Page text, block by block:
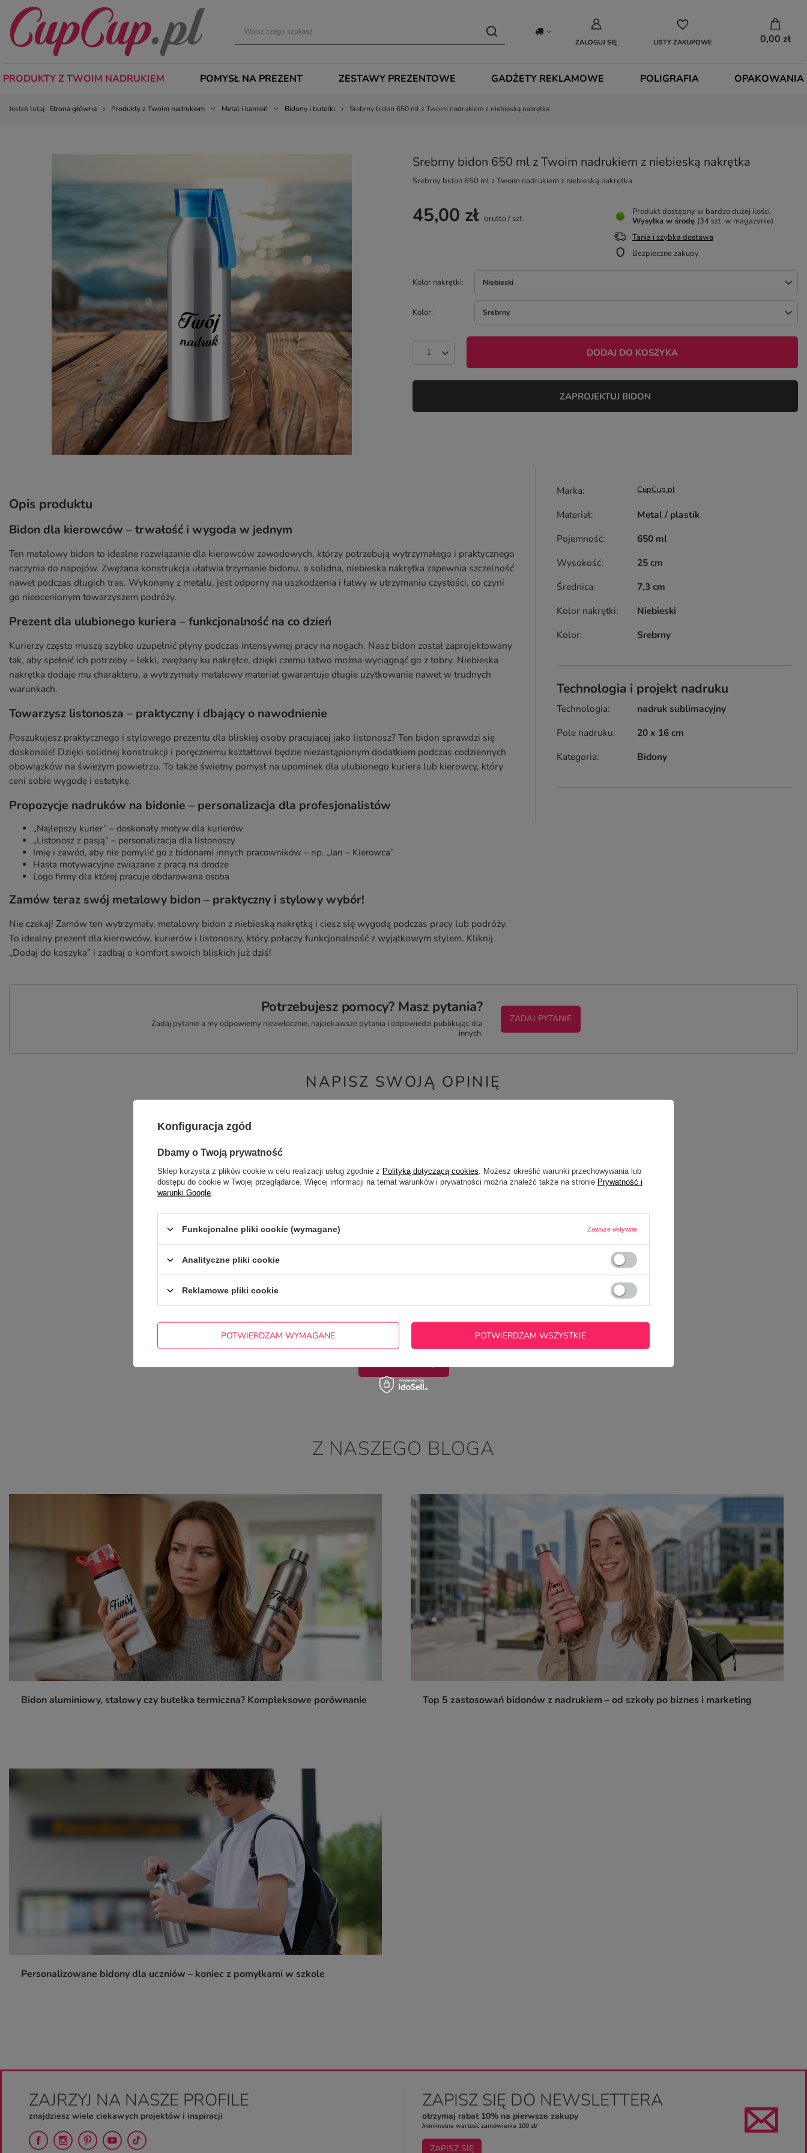
ZALOGUJ SIĘ LISTY ZAKUPOWE 0,00 zł
PRODUKTY Z TWOIM NADRUKIEM POMYSŁ NA PREZENT ZESTAWY PREZENTOWE GADŻETY REKLAMOWE POLIGRAFIA OPAKOWANIA
Jesteś tutaj: Strona główna Produkty z Twoim nadrukiem Metal i kamień Bidony i butelki Srebrny bidon 650 ml z Twoim nadrukiem z niebieską nakrętka
Srebrny bidon 650 ml z Twoim nadrukiem z niebieską nakrętka
Srebrny bidon 650 ml z Twoim nadrukiem z niebieską nakrętka
Kolor nakrętki Niebieski
Kolor Srebrny
45,00 zł brutto/ szt.
DODAJ DO KOSZYKA
Produkt dostępny w bardzo dużej ilości
Wysyłka w środę (34 szt. w magazynie)
Tania i szybka dostawa
Bezpieczne zakupy
ZAPROJEKTUJ BIDON
Opis produktu
Bidon dla kierowców – trwałość i wygoda w jednym
Ten metalowy bidon to idealne rozwiązanie dla kierowców zawodowych, którzy potrzebują wytrzymałego i praktycznego
naczynia do napojów. Zwężana konstrukcja ułatwia trzymanie bidonu, a solidna, niebieska nakrętka zapewnia szczelność
nawet podczas długich tras. Wykonany z metalu, jest odporny na uszkodzenia i łatwy w utrzymaniu czystości, co czyni
go nieocenionym towarzyszem podróży.
Prezent dla ulubionego kuriera – funkcjonalność na co dzień
Kurierzy często muszą szybko uzupełnić płyny podczas intensywnej pracy na nogach. Nasz bidon został zaprojektowany
tak, aby spełnić ich potrzeby – lekki, zwężany ku nakrętce, dzięki czemu łatwo można wyciągnąć go z tobry. Niebieska
nakrętka dodaje mu charakteru, a wytrzymały metalowy materiał gwarantuje długie użytkowanie nawet w trudnych
warunkach.
Towarzysz listonosza – praktyczny i dbający o nawodnienie
Poszukujesz praktycznego i stylowego prezentu dla bliskiej osoby pracującej jako listonosz? Ten bidon sprawdzi się
doskonale! Dzięki solidnej konstrukcji i poręcznemu kształtowi będzie niezastąpionym dodatkiem podczas codziennych
obowiązków na świeżym powietrzu. To także świetny pomysł na upominek dla ulubionego kuriera lub kierowcy, który
ceni sobie wygodę i estetykę.
Propozycje nadruków na bidonie – personalizacja dla profesjonalistów
„Najlepszy kurier” – doskonały motyw dla kurierów
„Listonosz z pasją” – personalizacja dla listonoszy
Imię i zawód, aby nie pomylić go z bidonami innych pracowników – np. „Jan – Kierowca”
Hasła motywacyjne związane z pracą na drodze
Logo firmy dla której pracuje obdarowana osoba
Zamów teraz swój metalowy bidon – praktyczny i stylowy wybór!
Nie czekaj! Zamów ten wytrzymały, metalowy bidon z niebieską nakrętką i ciesz się wygodą podczas pracy lub podróży.
To idealny prezent dla kierowców, kurierów i listonoszy, który połączy funkcjonalność z wyjątkowym stylem. Kliknij
„Dodaj do koszyka” i zadbaj o komfort swoich bliskich już dziś!
Marka CupCup.pl
Materiał
Metal / plastik
Pojemność
650 ml
Wysokość
25 cm
Średnica
7,3 cm
Kolor nakrętki
Niebieski
Kolor
Srebrny
Technologia i projekt nadruku
Technologia
nadruk sublimacyjny
Pole nadruku
20 x 16 cm
Kategoria
Bidony
Potrzebujesz pomocy? Masz pytania?
Zadaj pytanie a my odpowiemy niezwłocznie, najciekawsze pytania i odpowiedzi publikując dla
innych.
ZADAJ PYTANIE
NAPISZ SWOJĄ OPINIĘ
Twoje imię
Twój email
Z NASZEGO BLOGA
Bidon aluminiowy, stalowy czy butelka termiczna? Kompleksowe porównanie Top 5 zastosowań bidonów z nadrukiem – od szkoły po biznes i marketing
Personalizowane bidony dla uczniów – koniec z pomyłkami w szkole
ZAJRZYJ NA NASZE PROFILE
znajdziesz wiele ciekawych projektów i inspiracji
ZAPISZ SIĘ DO NEWSLETTERA
otrzymaj rabat 10% na pierwsze zakupy
/minimalna wartość zamówienia 100 zł/
ZAPISZ SIĘ
Konfiguracja zgód
Dbamy o Twoją prywatność
Sklep korzysta z plików cookie w celu realizacji usług zgodnie z Polityką dotyczącą cookies . Możesz określić warunki przechowywania lub
dostępu do cookie w Twojej przeglądarce. Więcej informacji na temat warunków i prywatności można znaleźć także na stronie Prywatność i
warunki Google
Funkcjonalne pliki cookie (wymagane) Zawsze aktywne
Analityczne pliki cookie
Reklamowe pliki cookie
POTWIERDZAM WYMAGANE POTWIERDZAM WSZYSTKIE